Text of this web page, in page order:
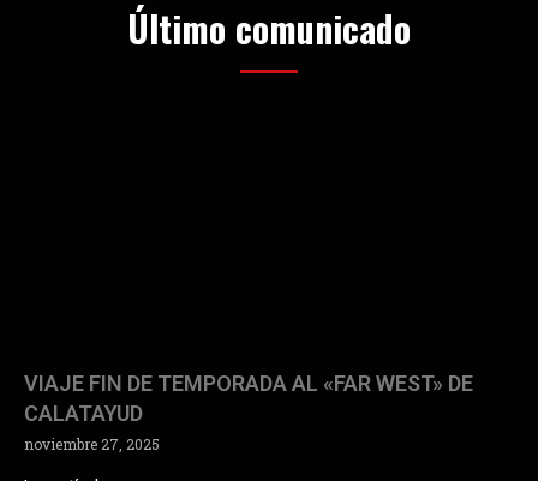
Último comunicado
VIAJE FIN DE TEMPORADA AL «FAR WEST» DE
CALATAYUD
noviembre 27, 2025